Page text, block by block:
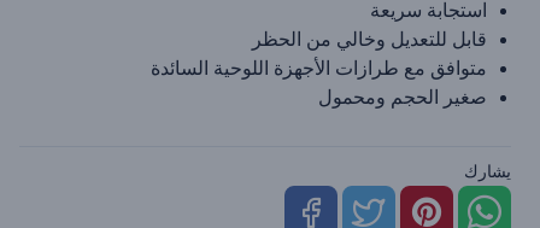
استجابة سريعة
قابل للتعديل وخالي من الحظر
متوافق مع طرازات الأجهزة اللوحية السائدة
صغير الحجم ومحمول
يشارك